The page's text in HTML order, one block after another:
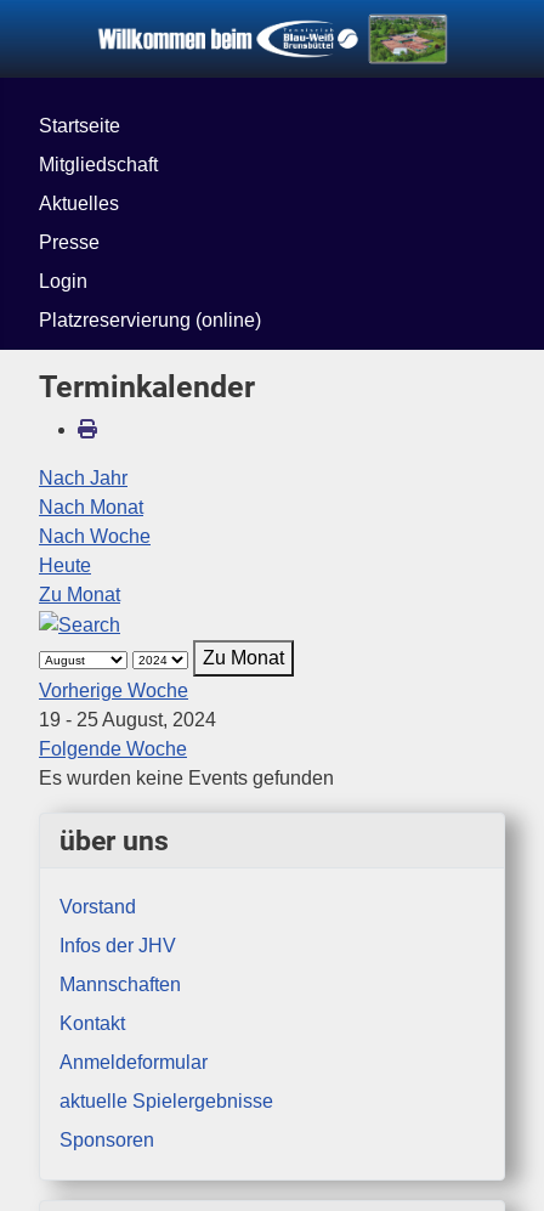
Startseite
Mitgliedschaft
Aktuelles
Presse
Login
Platzreservierung (online)
Terminkalender
Nach Jahr
Nach Monat
Nach Woche
Heute
Zu Monat
Zu Monat
Vorherige Woche
19 - 25 August, 2024
Folgende Woche
Es wurden keine Events gefunden
über uns
Vorstand
Infos der JHV
Mannschaften
Kontakt
Anmeldeformular
aktuelle Spielergebnisse
Sponsoren